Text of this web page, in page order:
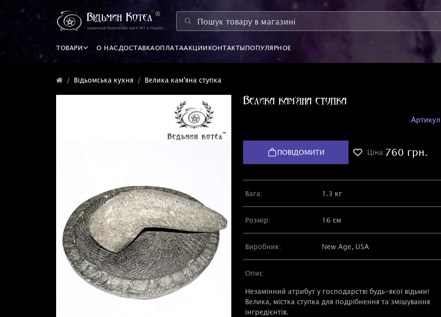
ТОВАРИ О НАСДОСТАВКАОПЛАТААКЦИИКОНТАКТЫПОПУЛЯРНОЕ
Відьомська кухня Велика кам'яна ступка
Велика кам'яна ступка
ПОВІДОМИТИ Ціна:760 грн.
Вага: 1.3 кг
Розмір: 16 см
Виробник: New Age, USA
Опис
Незамінний атрибут у господарстві будь-якої відьми!
Велика, містка ступка для подрібнення та змішування
інгредієнтів.